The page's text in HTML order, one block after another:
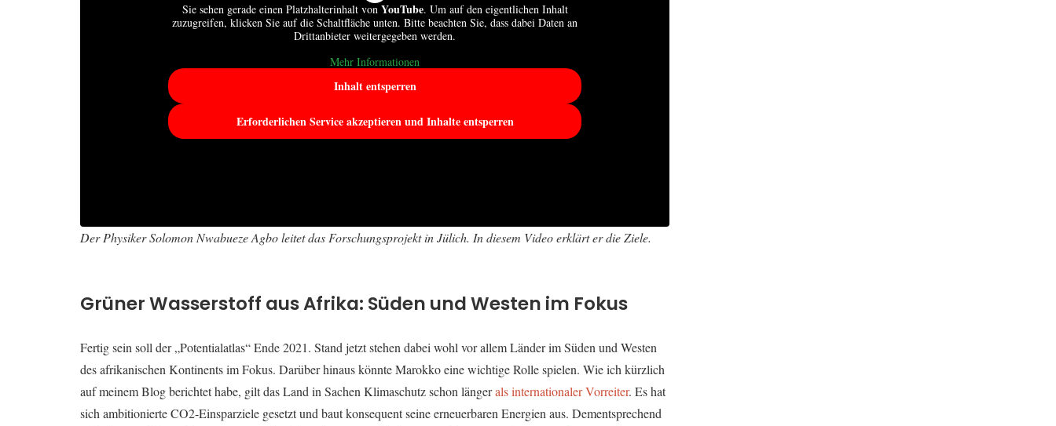
Sie sehen gerade einen Platzhalterinhalt von YouTube. Um auf den eigentlichen Inhalt
zuzugreifen, klicken Sie auf die Schaltfläche unten. Bitte beachten Sie, dass dabei Daten an
Drittanbieter weitergegeben werden.
Mehr Informationen
Inhalt entsperren
Erforderlichen Service akzeptieren und Inhalte entsperren
Der Physiker Solomon Nwabueze Agbo leitet das Forschungsprojekt in Jülich. In diesem Video erklärt er die Ziele.
Grüner Wasserstoff aus Afrika: Süden und Westen im Fokus
Fertig sein soll der „Potentialatlas“ Ende 2021. Stand jetzt stehen dabei wohl vor allem Länder im Süden und Westen
des afrikanischen Kontinents im Fokus. Darüber hinaus könnte Marokko eine wichtige Rolle spielen. Wie ich kürzlich
auf meinem Blog berichtet habe, gilt das Land in Sachen Klimaschutz schon längerals internationaler Vorreiter. Es hat
sich ambitionierte CO2-Einsparziele gesetzt und baut konsequent seine erneuerbaren Energien aus. Dementsprechend